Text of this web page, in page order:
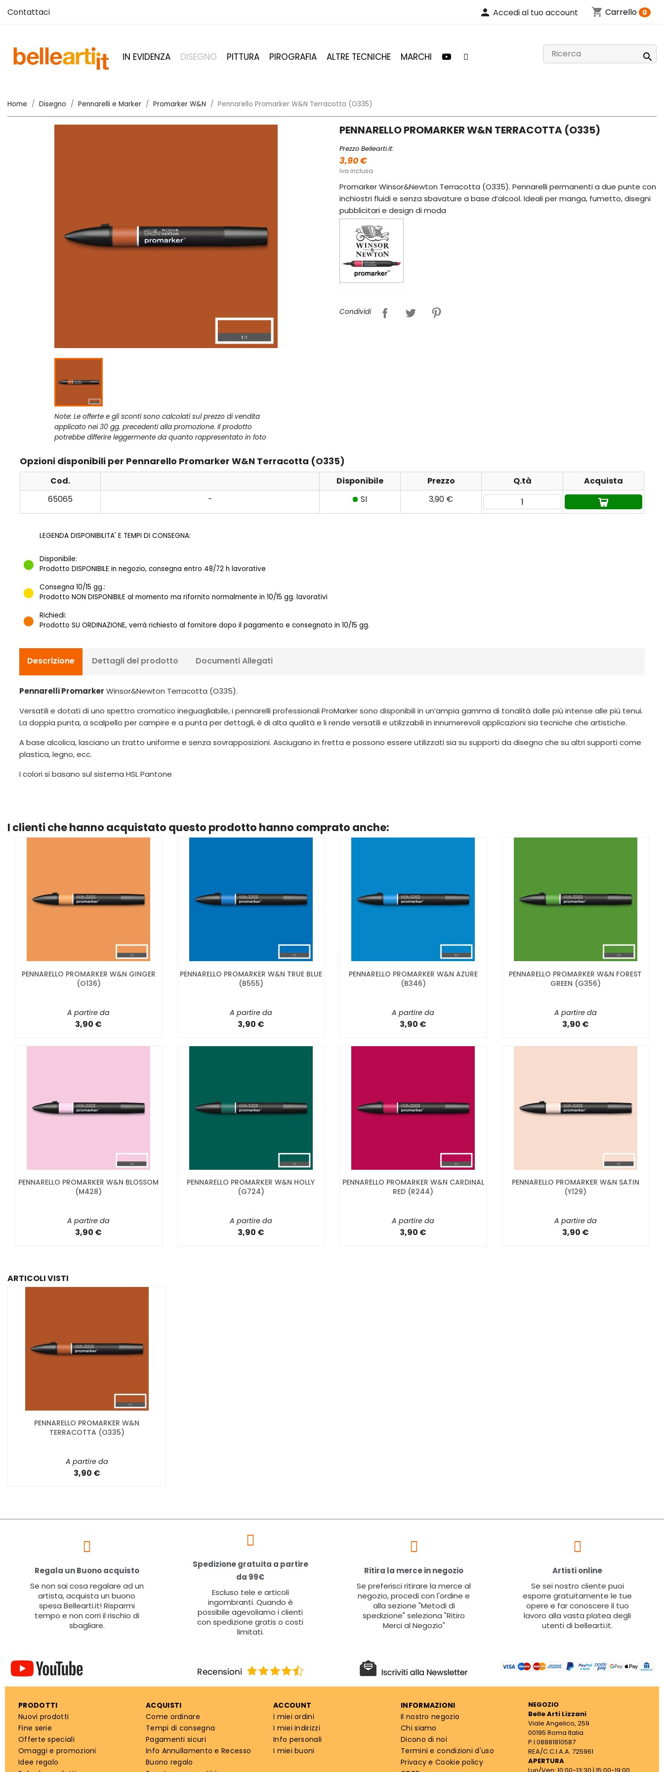
Contattaci person Accedi al tuo account shopping_cart Carrello 0
IN EVIDENZA DISEGNO PITTURA PIROGRAFIA ALTRE TECNICHE MARCHI 
Home Disegno Pennarelli e Marker Promarker W&N Pennarello Promarker W&N Terracotta (O335)
Note: Le offerte e gli sconti sono calcolati sul prezzo di vendita
applicato nei 30 gg. precedenti alla promozione. Il prodotto
potrebbe differire leggermente da quanto rappresentato in foto
PENNARELLO PROMARKER W&N TERRACOTTA (O335)
Prezzo Bellearti.it:
3,90 €
Iva inclusa
Promarker Winsor&Newton Terracotta (O335). Pennarelli permanenti a due punte con
inchiostri fluidi e senza sbavature a base d’alcool. Ideali per manga, fumetto, disegni
pubblicitari e design di moda
Condividi
Opzioni disponibili per Pennarello Promarker W&N Terracotta (O335)
Cod. Disponibile Prezzo Q.tà
Acquista
65065
- SI 3,90 €
LEGENDA DISPONIBILITA' E TEMPI DI CONSEGNA:
Disponibile:
Prodotto DISPONIBILE in negozio, consegna entro 48/72 h lavorative
Consegna 10/15 gg.:
Prodotto NON DISPONIBILE al momento ma rifornito normalmente in 10/15 gg. lavorativi
Richiedi:
Prodotto SU ORDINAZIONE, verrà richiesto al fornitore dopo il pagamento e consegnato in 10/15 gg.
Descrizione Dettagli del prodotto Documenti Allegati
Pennarelli Promarker Winsor&Newton Terracotta (O335).
Versatili e dotati di uno spettro cromatico ineguagliabile, i pennarelli professionali ProMarker sono disponibili in un’ampia gamma di tonalità dalle più intense alle più tenui.
La doppia punta, a scalpello per campire e a punta per dettagli, è di alta qualità e li rende versatili e utilizzabili in innumerevoli applicazioni sia tecniche che artistiche.
A base alcolica, lasciano un tratto uniforme e senza sovrapposizioni. Asciugano in fretta e possono essere utilizzati sia su supporti da disegno che su altri supporti come
plastica, legno, ecc.
I colori si basano sul sistema HSL Pantone
I clienti che hanno acquistato questo prodotto hanno comprato anche:
PENNARELLO PROMARKER W&N GINGER
(O136)
A partire da
3,90 €
PENNARELLO PROMARKER W&N TRUE BLUE
(B555)
A partire da
3,90 €
PENNARELLO PROMARKER W&N AZURE
(B346)
A partire da
3,90 €
PENNARELLO PROMARKER W&N FOREST
GREEN (G356)
A partire da
3,90 €
PENNARELLO PROMARKER W&N BLOSSOM
(M428)
A partire da
3,90 €
PENNARELLO PROMARKER W&N HOLLY
(G724)
A partire da
3,90 €
PENNARELLO PROMARKER W&N CARDINAL
RED (R244)
A partire da
3,90 €
PENNARELLO PROMARKER W&N SATIN
(Y129)
A partire da
3,90 €
ARTICOLI VISTI
PENNARELLO PROMARKER W&N
TERRACOTTA (O335)
A partire da
3,90 €
Regala un Buono acquisto
Se non sai cosa regalare ad un
artista, acquista un buono
spesa Bellearti.it! Risparmi
tempo e non corri il rischio di
sbagliare.
Spedizione gratuita a partire
da 99€
Escluso tele e articoli
ingombranti. Quando è
possibile agevoliamo i clienti
con spedizione gratis o costi
limitati.
Ritira la merce in negozio
Se preferisci ritirare la merce al
negozio, procedi con l'ordine e
alla sezione "Metodi di
spedizione" seleziona "Ritiro
Merci al Negozio"
Artisti online
Se sei nostro cliente puoi
esporre gratuitamente le tue
opere e far conoscere il tuo
lavoro alla vasta platea degli
utenti di bellearti.it.
PRODOTTI
Nuovi prodotti
Fine serie
Offerte speciali
Omaggi e promozioni
Idee regalo
ACQUISTI
Come ordinare
Tempi di consegna
Pagamenti sicuri
Info Annullamento e Recesso
Buono regalo
ACCOUNT
I miei ordini
I miei indirizzi
Info personali
I miei buoni
INFORMAZIONI
Il nostro negozio
Chi siamo
Dicono di noi
Termini e condizioni d'uso
Privacy e Cookie policy
NEGOZIO
Belle Arti Lizzani
Viale Angelico, 259
00195 Roma Italia
P.I.08881810587
REA/C.C.I.A.A. 725961
APERTURA